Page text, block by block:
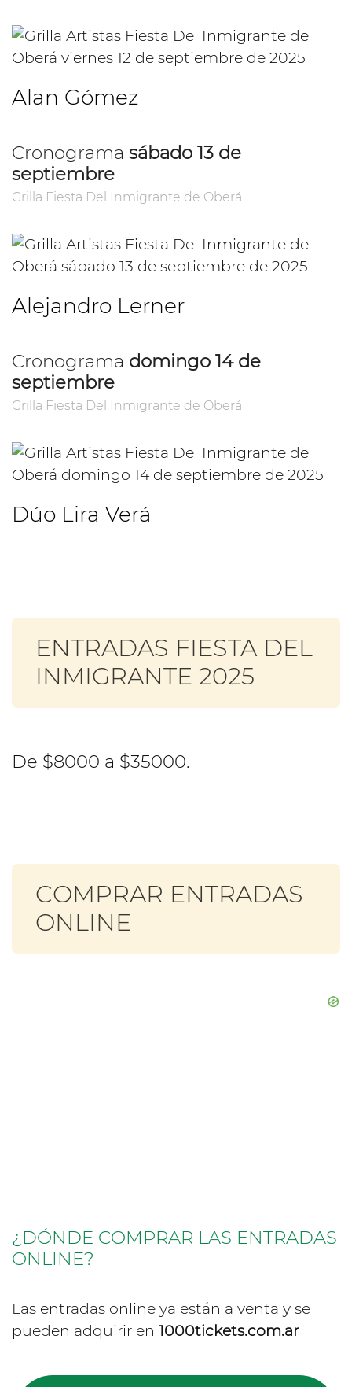
Alan Gómez
Cronograma sábado 13 de
septiembre
Grilla Fiesta Del Inmigrante de Oberá
Alejandro Lerner
Cronograma domingo 14 de
septiembre
Grilla Fiesta Del Inmigrante de Oberá
Dúo Lira Verá
ENTRADAS FIESTA DEL
INMIGRANTE 2025
De $8000 a $35000.
COMPRAR ENTRADAS
ONLINE
¿DÓNDE COMPRAR LAS ENTRADAS
ONLINE?
Las entradas online ya están a venta y se
pueden adquirir en 1000tickets.com.ar